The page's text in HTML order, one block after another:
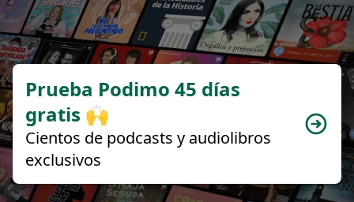
Prueba Podimo 45 días
gratis 🙌
Cientos de podcasts y audiolibros
exclusivos